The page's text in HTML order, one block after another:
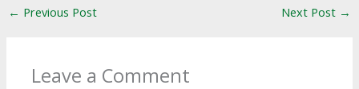
← Previous Post Next Post →
Leave a Comment